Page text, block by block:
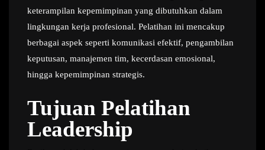
keterampilan kepemimpinan yang dibutuhkan dalam
lingkungan kerja profesional. Pelatihan ini mencakup
berbagai aspek seperti komunikasi efektif, pengambilan
keputusan, manajemen tim, kecerdasan emosional,
hingga kepemimpinan strategis.
Tujuan Pelatihan
Leadership